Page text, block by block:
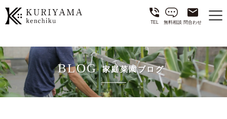
TEL 無料相談 問合わせ
BLOG 家庭菜園ブログ